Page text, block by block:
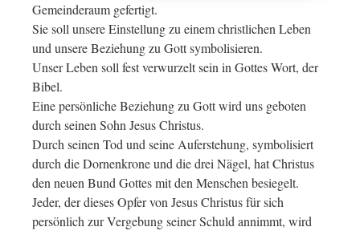
Gemeinderaum gefertigt.
Sie soll unsere Einstellung zu einem christlichen Leben
und unsere Beziehung zu Gott symbolisieren.
Unser Leben soll fest verwurzelt sein in Gottes Wort, der
Bibel.
Eine persönliche Beziehung zu Gott wird uns geboten
durch seinen Sohn Jesus Christus.
Durch seinen Tod und seine Auferstehung, symbolisiert
durch die Dornenkrone und die drei Nägel, hat Christus
den neuen Bund Gottes mit den Menschen besiegelt.
Jeder, der dieses Opfer von Jesus Christus für sich
persönlich zur Vergebung seiner Schuld annimmt, wird